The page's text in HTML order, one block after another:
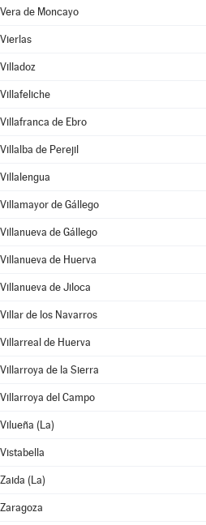
Vera de Moncayo
Vierlas
Villadoz
Villafeliche
Villafranca de Ebro
Villalba de Perejil
Villalengua
Villamayor de Gállego
Villanueva de Gállego
Villanueva de Huerva
Villanueva de Jiloca
Villar de los Navarros
Villarreal de Huerva
Villarroya de la Sierra
Villarroya del Campo
Vilueña (La)
Vistabella
Zaida (La)
Zaragoza